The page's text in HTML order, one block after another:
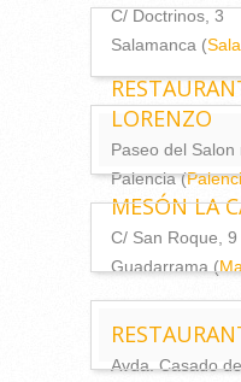
C/ Doctrinos, 3
Salamanca (
LORENZO
Paseo del Salon
Palencia (
MESÓN LA
C/ San Roque, 9
Guadarrama (
Avda. Casado